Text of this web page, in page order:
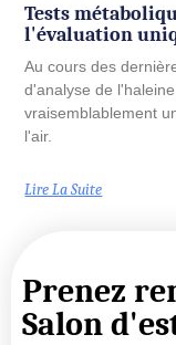
Tests
l'évaluation
Au cours des
d'analyse de
vraisemblablement
l'air.
Lire La Suite
Prenez
Salon